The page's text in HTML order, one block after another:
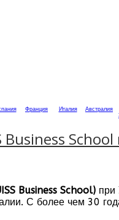
Франция Италия Австралия
Business School) при
С более чем 30